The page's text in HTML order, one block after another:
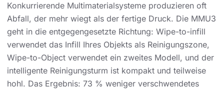
Konkurrierende Multimaterialsysteme produzieren oft
Abfall, der mehr wiegt als der fertige Druck. Die MMU3
geht in die entgegengesetzte Richtung: Wipe-to-infill
verwendet das Infill Ihres Objekts als Reinigungszone,
Wipe-to-Object verwendet ein zweites Modell, und der
intelligente Reinigungsturm ist kompakt und teilweise
hohl. Das Ergebnis: 73 % weniger verschwendetes